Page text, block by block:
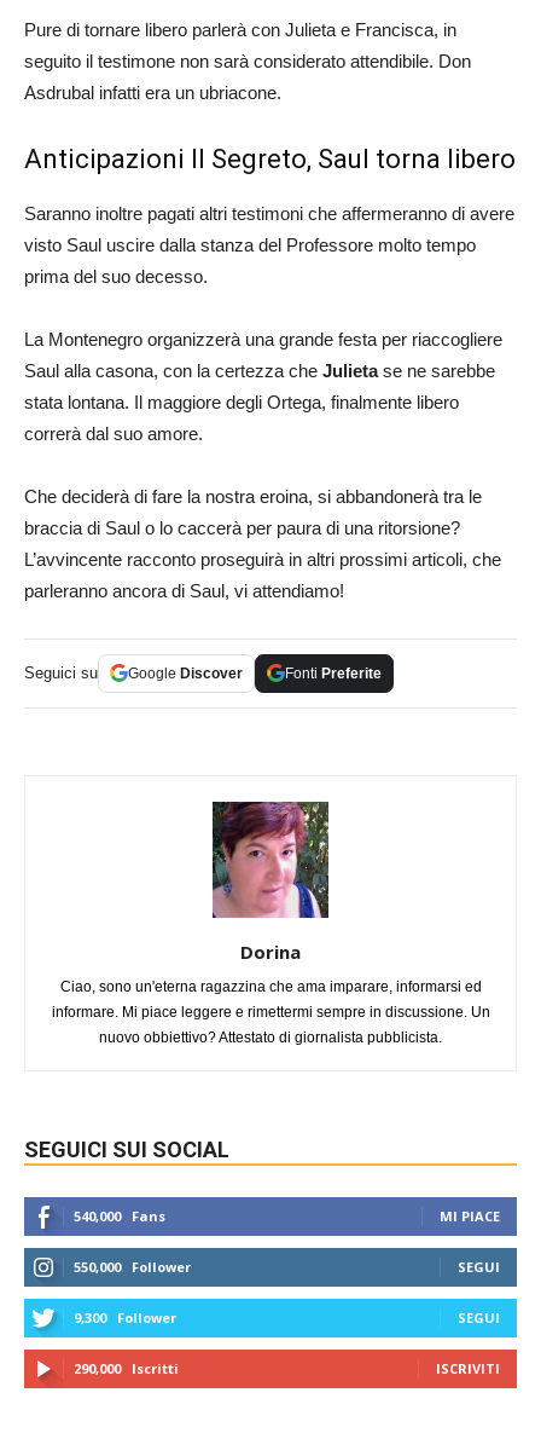
Pure di tornare libero parlerà con Julieta e Francisca, in
seguito il testimone non sarà considerato attendibile. Don
Asdrubal infatti era un ubriacone.
Anticipazioni Il Segreto, Saul torna libero
Saranno inoltre pagati altri testimoni che affermeranno di avere
visto Saul uscire dalla stanza del Professore molto tempo
prima del suo decesso.
La Montenegro organizzerà una grande festa per riaccogliere
Saul alla casona, con la certezza che Julietase ne sarebbe
stata lontana. Il maggiore degli Ortega, finalmente libero
correrà dal suo amore.
Che deciderà di fare la nostra eroina, si abbandonerà tra le
braccia di Saul o lo caccerà per paura di una ritorsione?
L’avvincente racconto proseguirà in altri prossimi articoli, che
parleranno ancora di Saul, vi attendiamo!
Seguici su Google Discover Fonti Preferite
Dorina
Ciao, sono un'eterna ragazzina che ama imparare, informarsi ed
informare. Mi piace leggere e rimettermi sempre in discussione. Un
nuovo obbiettivo? Attestato di giornalista pubblicista.
SEGUICI SUI SOCIAL
540,000 Fans MI PIACE
550,000 Follower SEGUI
9,300 Follower SEGUI
290,000 Iscritti ISCRIVITI